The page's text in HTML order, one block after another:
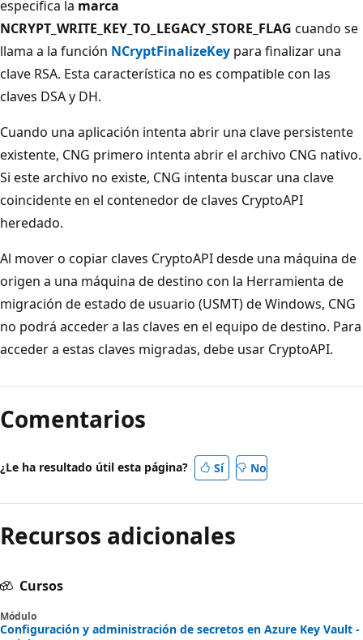
especifica la marca
NCRYPT_WRITE_KEY_TO_LEGACY_STORE_FLAG cuando se
llama a la función NCryptFinalizeKey para finalizar una
clave RSA. Esta característica no es compatible con las
claves DSA y DH.
Cuando una aplicación intenta abrir una clave persistente
existente, CNG primero intenta abrir el archivo CNG nativo.
Si este archivo no existe, CNG intenta buscar una clave
coincidente en el contenedor de claves CryptoAPI
heredado.
Al mover o copiar claves CryptoAPI desde una máquina de
origen a una máquina de destino con la Herramienta de
migración de estado de usuario (USMT) de Windows, CNG
no podrá acceder a las claves en el equipo de destino. Para
acceder a estas claves migradas, debe usar CryptoAPI.
Comentarios
¿Le ha resultado útil esta página? Sí No
Recursos adicionales
Cursos
Módulo
Configuración y administración de secretos en Azure Key Vault -